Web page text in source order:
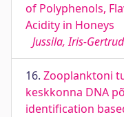
of Polyphenols,
Acidity in Honeys
Jussila, Iris-Gertrud
16. Zooplanktoni
keskkonna DNA
identification